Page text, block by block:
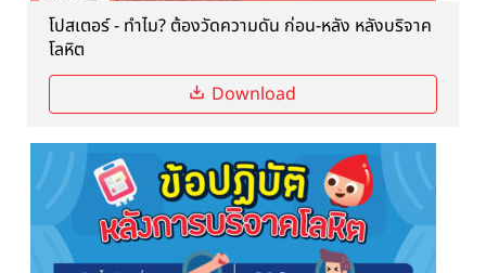
โปสเตอร์ - ทำไม? ต้องวัดความดัน ก่อน-หลัง หลังบริจาค
โลหิต
Download